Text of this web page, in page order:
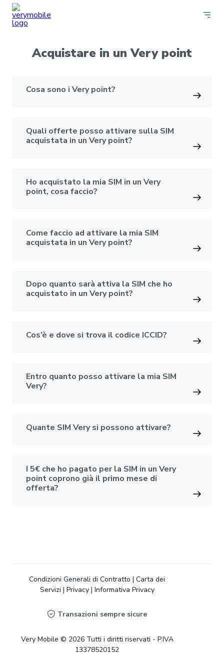
Acquistare in un Very point
Cosa sono i Very point?
Quali offerte posso attivare sulla SIM
acquistata in un Very point?
Ho acquistato la mia SIM in un Very
point, cosa faccio?
Come faccio ad attivare la mia SIM
acquistata in un Very point?
Dopo quanto sarà attiva la SIM che ho
acquistato in un Very point?
Cos’è e dove si trova il codice ICCID?
Entro quanto posso attivare la mia SIM
Very?
Quante SIM Very si possono attivare?
I 5€ che ho pagato per la SIM in un Very
point coprono già il primo mese di
offerta?
Transazioni sempre sicure
Very Mobile © 2026 Tutti i diritti riservati - P.IVA
13378520152
Condizioni Generali di Contratto | Carta dei
Servizi | Privacy| Informativa Privacy